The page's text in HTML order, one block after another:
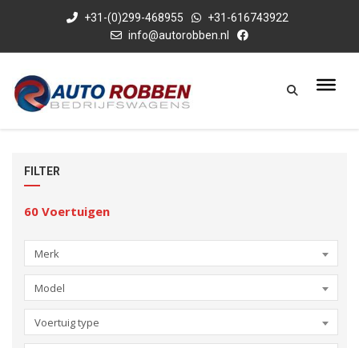
+31-(0)299-468955
+31-616743922
info@autorobben.nl
FILTER
60 Voertuigen
Merk
Model
Voertuig type